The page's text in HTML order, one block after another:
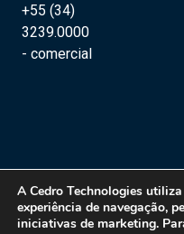
A Cedro Technologies utiliza
experiência de navegação,
iniciativas de marketing.
+55 (34)
3239.0000
- comercial
Copyright 2020 © Cedro